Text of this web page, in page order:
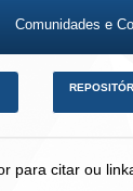
Comunidades e
para citar ou